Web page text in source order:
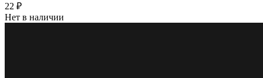
22 ₽
Нет в наличии